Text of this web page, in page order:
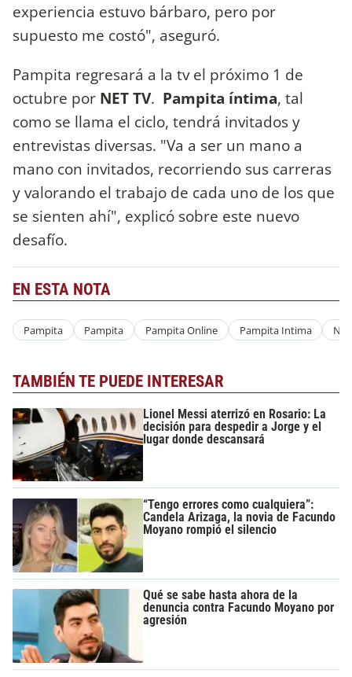
experiencia estuvo bárbaro, pero por
supuesto me costó", aseguró.
Pampita regresará a la tv el próximo 1 de
octubre por NET TV. Pampita íntima, tal
como se llama el ciclo, tendrá invitados y
entrevistas diversas. "Va a ser un mano a
mano con invitados, recorriendo sus carreras
y valorando el trabajo de cada uno de los que
se sienten ahí", explicó sobre este nuevo
desafío.
EN ESTA NOTA
Pampita Pampita Pampita Online Pampita Intima
TAMBIÉN TE PUEDE INTERESAR
Lionel Messi aterrizó en Rosario: La
decisión para despedir a Jorge y el
lugar donde descansará
“Tengo errores como cualquiera”:
Candela Arizaga, la novia de Facundo
Moyano rompió el silencio
Qué se sabe hasta ahora de la
denuncia contra Facundo Moyano por
agresión